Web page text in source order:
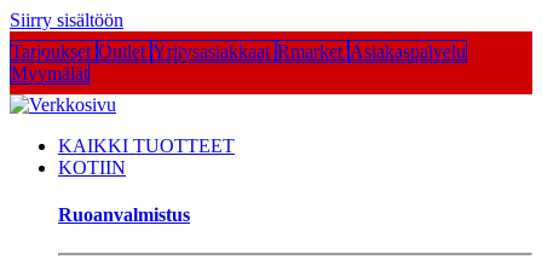
Siirry sisältöön
Tarjoukset Outlet Yritysasiakkaat Rmarket Asiakaspalvelu
Myymälät
KAIKKI TUOTTEET
KOTIIN
Ruoanvalmistus